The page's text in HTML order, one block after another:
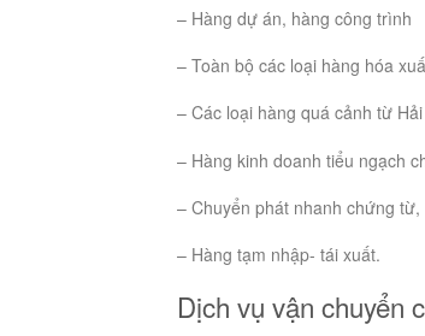
– Hàng dự án, hàng công trình
– Toàn bộ các loại hàng hóa
– Các loại hàng quá cảnh từ
– Hàng kinh doanh tiểu ngạch
– Chuyển phát nhanh chứng từ,
– Hàng tạm nhập- tái xuất.
Dịch vụ vận chuyển